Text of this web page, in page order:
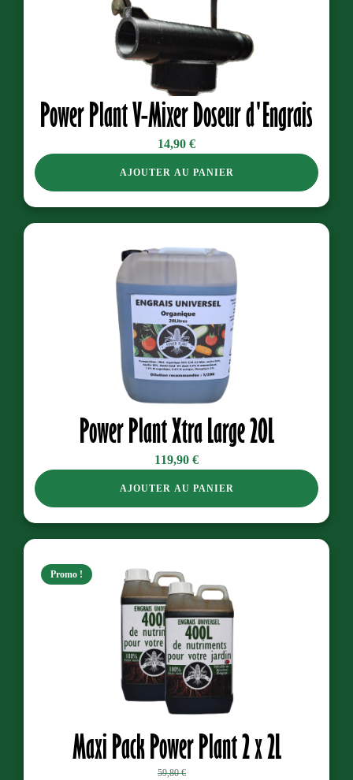
Power Plant V-Mixer Doseur d'Engrais
14,90 €
AJOUTER AU PANIER
Power Plant Xtra Large 20L
119,90 €
AJOUTER AU PANIER
Promo !
Maxi Pack Power Plant 2 x 2L
59,80€